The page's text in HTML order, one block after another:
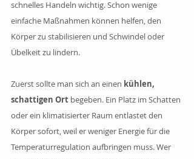
schnelles Handeln wichtig. Schon wenige
einfache Maßnahmen können helfen, den
Körper zu stabilisieren und Schwindel oder
Übelkeit zu lindern.
Zuerst sollte man sich an einen kühlen,
schattigen Ort begeben. Ein Platz im Schatten
oder ein klimatisierter Raum entlastet den
Körper sofort, weil er weniger Energie für die
Temperaturregulation aufbringen muss. Wer